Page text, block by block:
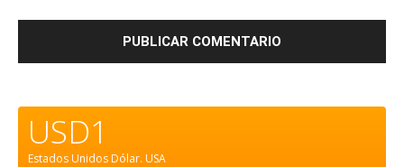
USD1
Estados Unidos Dólar. USA